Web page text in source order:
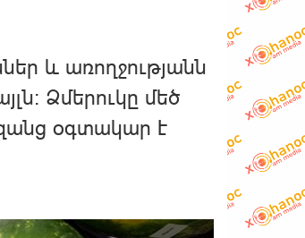
և առողջությանն
Ձմերուկը մեծ
օգտակար է